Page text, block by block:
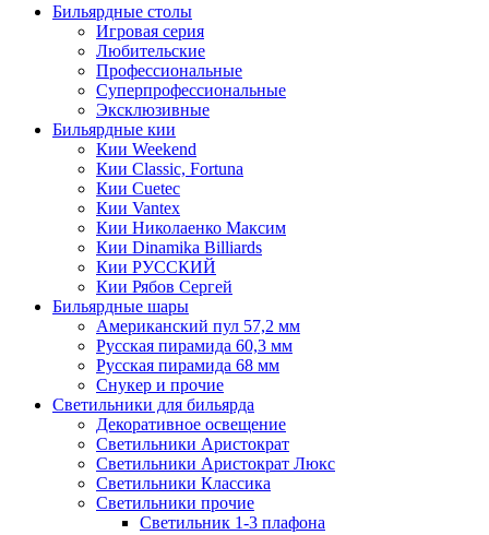
Бильярдные столы
Игровая серия
Любительские
Профессиональные
Суперпрофессиональные
Эксклюзивные
Бильярдные кии
Кии Weekend
Кии Classic, Fortuna
Кии Cuetec
Кии Vantex
Кии Николаенко Максим
Кии Dinamika Billiards
Кии РУССКИЙ
Кии Рябов Сергей
Бильярдные шары
Американский пул 57,2 мм
Русская пирамида 60,3 мм
Русская пирамида 68 мм
Снукер и прочие
Светильники для бильярда
Декоративное освещение
Светильники Аристократ
Светильники Аристократ Люкс
Светильники Классика
Светильники прочие
Светильник 1-3 плафона